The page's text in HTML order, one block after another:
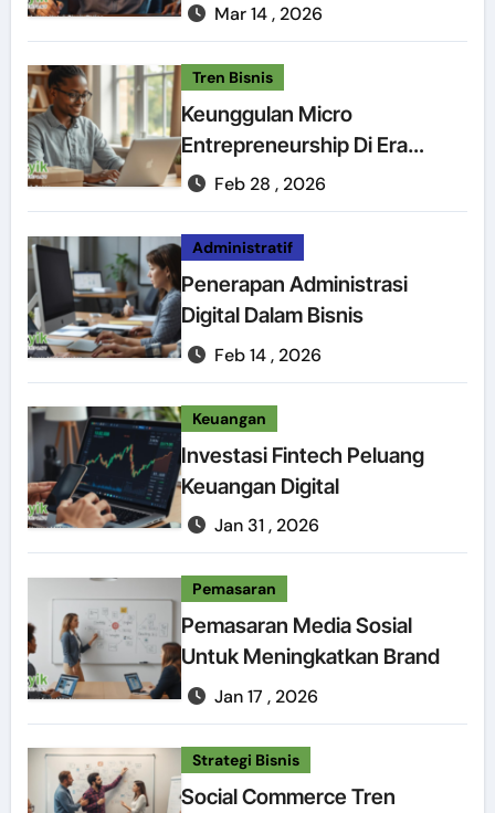
Mar 14 , 2026
Tren Bisnis
Keunggulan Micro
Entrepreneurship Di Era
DigitalFeb 28 , 2026
Administratif
Penerapan Administrasi
Digital Dalam Bisnis
Feb 14 , 2026
Keuangan
Investasi Fintech Peluang
Keuangan Digital
Jan 31 , 2026
Pemasaran
Pemasaran Media Sosial
Untuk Meningkatkan Brand
Jan 17 , 2026
Strategi Bisnis
Social Commerce Tren